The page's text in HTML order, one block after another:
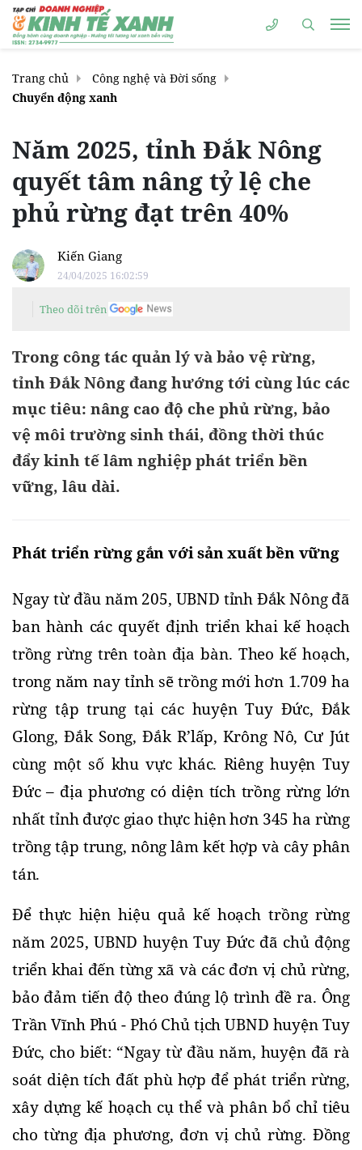
Trang chủ
Công nghệ và Đời sống
Chuyển động xanh
Năm 2025, tỉnh Đắk Nông
quyết tâm nâng tỷ lệ che
phủ rừng đạt trên 40%
Kiến Giang
24/04/2025 16:02:59
Theo dõi trên
Trong công tác quản lý và bảo vệ rừng,
tỉnh Đắk Nông đang hướng tới cùng lúc các
mục tiêu: nâng cao độ che phủ rừng, bảo
vệ môi trường sinh thái, đồng thời thúc
đẩy kinh tế lâm nghiệp phát triển bền
vững, lâu dài.
Phát triển rừng gắn với sản xuất bền vững
Ngay từ đầu năm 205, UBND tỉnh Đắk Nông đã
ban hành các quyết định triển khai kế hoạch
trồng rừng trên toàn địa bàn. Theo kế hoạch,
trong năm nay tỉnh sẽ trồng mới hơn 1.709 ha
rừng tập trung tại các huyện Tuy Đức, Đắk
Glong, Đắk Song, Đắk R’lấp, Krông Nô, Cư Jút
cùng một số khu vực khác. Riêng huyện Tuy
Đức – địa phương có diện tích trồng rừng lớn
nhất tỉnh được giao thực hiện hơn 345 ha rừng
trồng tập trung, nông lâm kết hợp và cây phân
tán.
Để thực hiện hiệu quả kế hoạch trồng rừng
năm 2025, UBND huyện Tuy Đức đã chủ động
triển khai đến từng xã và các đơn vị chủ rừng,
bảo đảm tiến độ theo đúng lộ trình đề ra. Ông
Trần Vĩnh Phú - Phó Chủ tịch UBND huyện Tuy
Đức, cho biết: “Ngay từ đầu năm, huyện đã rà
soát diện tích đất phù hợp để phát triển rừng,
xây dựng kế hoạch cụ thể và phân bổ chỉ tiêu
cho từng địa phương, đơn vị chủ rừng. Đồng